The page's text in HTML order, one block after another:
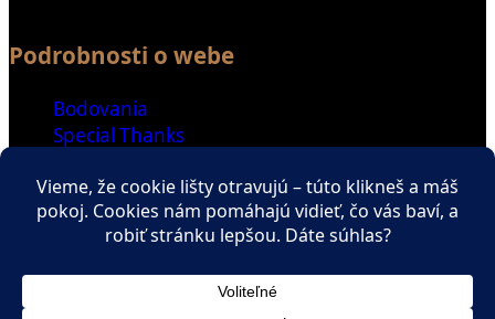
Podrobnosti o webe
Bodovania
Special Thanks
Ďalšie odkazy
Spriatelené weby